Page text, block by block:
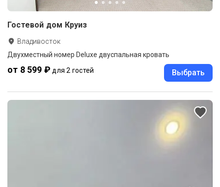
Гостевой дом Круиз
Владивосток
Двухместный номер Deluxe двуспальная кровать
от 8 599 ₽ для 2 гостей Выбрать